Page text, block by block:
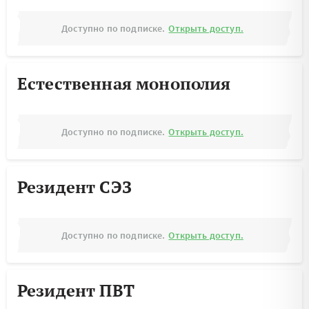
Доступно по подписке. Открыть доступ.
Естественная монополия
Доступно по подписке. Открыть доступ.
Резидент СЭЗ
Доступно по подписке. Открыть доступ.
Резидент ПВТ